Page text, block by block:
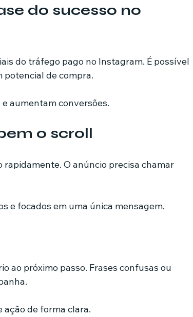
do sucesso no
do tráfego pago no Instagram. É possível
de compra.
aumentam conversões.
o scroll
O anúncio precisa chamar
e focados em uma única mensagem.
ao próximo passo. Frases confusas ou
ação de forma clara.